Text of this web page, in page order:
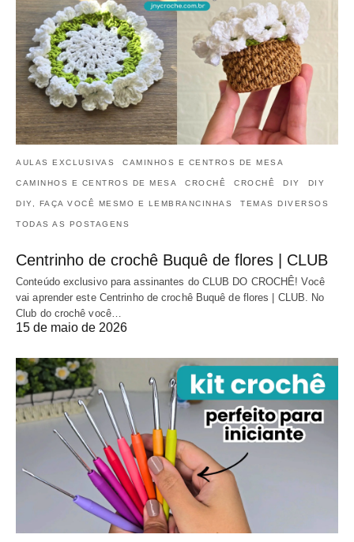
AULAS EXCLUSIVAS CAMINHOS E CENTROS DE MESA
CAMINHOS E CENTROS DE MESA CROCHÊ CROCHÊ DIY DIY
DIY, FAÇA VOCÊ MESMO E LEMBRANCINHAS TEMAS DIVERSOS
TODAS AS POSTAGENS
Centrinho de crochê Buquê de flores | CLUB
Conteúdo exclusivo para assinantes do CLUB DO CROCHÊ! Você
vai aprender este Centrinho de crochê Buquê de flores | CLUB. No
Club do crochê você…
15 de maio de 2026